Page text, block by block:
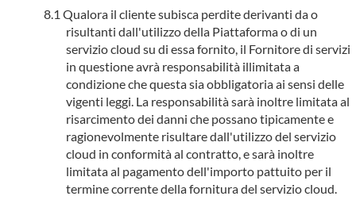
Qualora il cliente subisca perdite derivanti da o
risultanti dall'utilizzo della Piattaforma o di un
servizio cloud su di essa fornito, il Fornitore di servizi
in questione avrà responsabilità illimitata a
condizione che questa sia obbligatoria ai sensi delle
vigenti leggi. La responsabilità sarà inoltre limitata al
risarcimento dei danni che possano tipicamente e
ragionevolmente risultare dall'utilizzo del servizio
cloud in conformità al contratto, e sarà inoltre
limitata al pagamento dell'importo pattuito per il
termine corrente della fornitura del servizio cloud.